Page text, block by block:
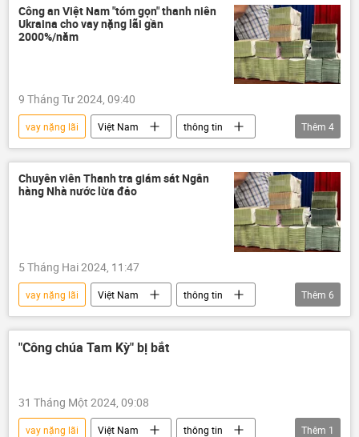
Bộ Công an Việt Nam
Công an Việt Nam "tóm gọn" thanh niên
Ukraina cho vay nặng lãi gần
2000%/năm
9 Tháng Tư 2024, 09:40
vay nặng lãi Việt Nam
thông tin
tội phạm
lừa đảo
Ukraina
vay vốn
Thêm 4
Chuyên viên Thanh tra giám sát Ngân
hàng Nhà nước lừa đảo
5 Tháng Hai 2024, 11:47
vay nặng lãi Việt Nam
thông tin
vay vốn
vay tiền
lừa đảo
bị bắt
Pháp luật
Thêm 6
"Công chúa Tam Kỳ" bị bắt
31 Tháng Một 2024, 09:08
vay nặng lãi Việt Nam
thông tin
Thêm 1